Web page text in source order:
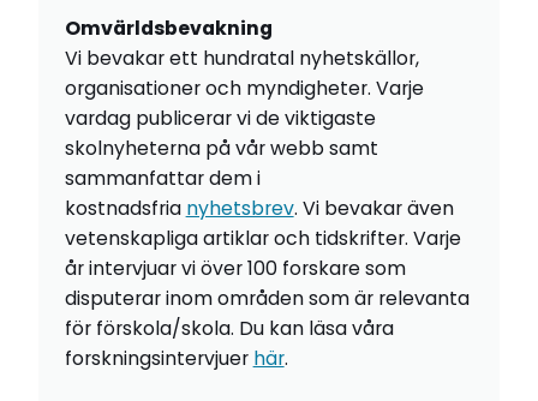
Omvärldsbevakning
Vi bevakar ett hundratal nyhetskällor,
organisationer och myndigheter. Varje
vardag publicerar vi de viktigaste
skolnyheterna på vår webb samt
sammanfattar dem i
kostnadsfria nyhetsbrev. Vi bevakar även
vetenskapliga artiklar och tidskrifter. Varje
år intervjuar vi över 100 forskare som
disputerar inom områden som är relevanta
för förskola/skola. Du kan läsa våra
forskningsintervjuer här.